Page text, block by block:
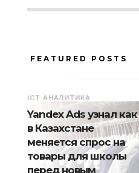
FEATURED POSTS
ICT АНАЛИТИКА
Yandex Ads узнал как
в Казахстане
меняется спрос на
товары для школы
перед новым